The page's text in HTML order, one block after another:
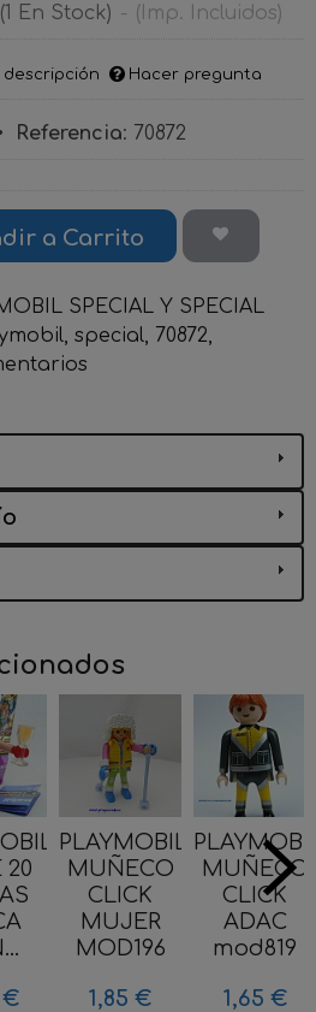
(1 En Stock) - (Imp. Incluidos)
descripción Hacer pregunta
Referencia: 70872
a Carrito
SPECIAL Y SPECIAL
special
70872
20
€
PLAYMOBIL
MUÑECO
CLICK
MUJER
MOD196
1,85 €
MUÑECO
CLICK
ADAC
mod819
1,65 €